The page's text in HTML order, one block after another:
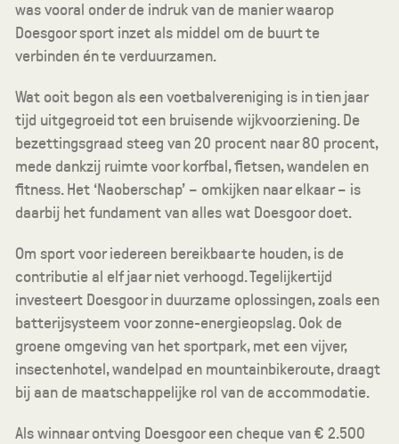
was vooral onder de indruk van de manier waarop
Doesgoor sport inzet als middel om de buurt te
verbinden én te verduurzamen.
Wat ooit begon als een voetbalvereniging is in tien jaar
tijd uitgegroeid tot een bruisende wijkvoorziening. De
bezettingsgraad steeg van 20 procent naar 80 procent,
mede dankzij ruimte voor korfbal, fietsen, wandelen en
fitness. Het ‘Naoberschap’ – omkijken naar elkaar – is
daarbij het fundament van alles wat Doesgoor doet.
Om sport voor iedereen bereikbaar te houden, is de
contributie al elf jaar niet verhoogd. Tegelijkertijd
investeert Doesgoor in duurzame oplossingen, zoals een
batterijsysteem voor zonne-energieopslag. Ook de
groene omgeving van het sportpark, met een vijver,
insectenhotel, wandelpad en mountainbikeroute, draagt
bij aan de maatschappelijke rol van de accommodatie.
Als winnaar ontving Doesgoor een cheque van € 2.500